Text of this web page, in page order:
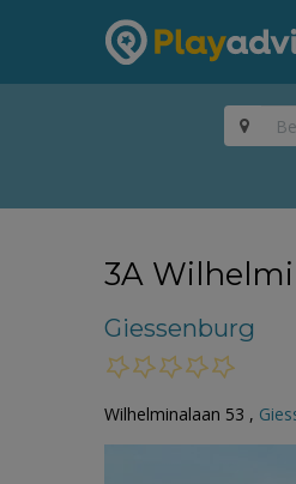
3A
Giessenburg
Wilhelminalaan 53 ,